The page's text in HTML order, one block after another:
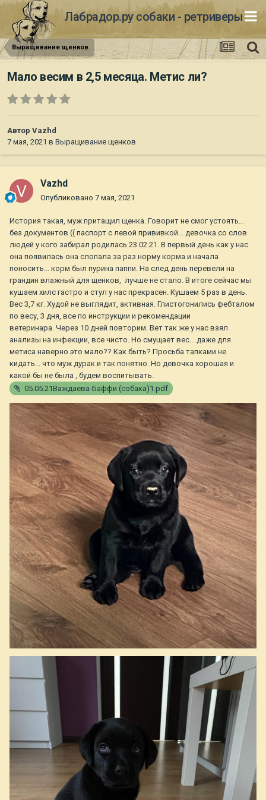
Лабрадор.ру собаки - ретриверы
Выращивание щенков
Мало весим в 2,5 месяца. Метис ли?
Автор Vazhd
7 мая, 2021 в Выращивание щенков
Vazhd
Опубликовано 7 мая, 2021
История такая, муж притащил щенка. Говорит не смог устоять...
без документов (( паспорт с левой прививкой... девочка со слов
людей у кого забирал родилась 23.02.21. В первый день как у нас
она появилась она слопала за раз норму корма и начала
поносить... корм был пурина паппи. На след день перевели на
грандин влажный для щенков, лучше не стало. В итоге сейчас мы
кушаем хилс гастро и стул у нас прекрасен. Кушаем 5 раз в день.
Вес 3,7 кг. Худой не выглядит, активная. Глистогонились фебталом
по весу, 3 дня, все по инструкции и рекомендации
ветеринара. Через 10 дней повторим. Вет так же у нас взял
анализы на инфекции, все чисто. Но смущает вес... даже для
метиса наверно это мало?? Как быть? Просьба тапками не
кидать... что муж дурак и так понятно. Но девочка хорошая и
какой бы не была , будем воспитывать.
05.05.21Важдаева-Баффи (собака)1.pdf